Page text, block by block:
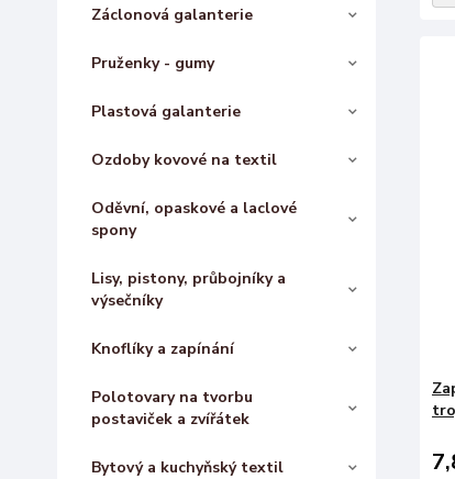
Záclonová galanterie
Pruženky - gumy
Plastová galanterie
Ozdoby kovové na textil
Oděvní, opaskové a laclové
spony
Lisy, pistony, průbojníky a
výsečníky
Knoflíky a zapínání
Polotovary na tvorbu
postaviček a zvířátek
Bytový a kuchyňský textil